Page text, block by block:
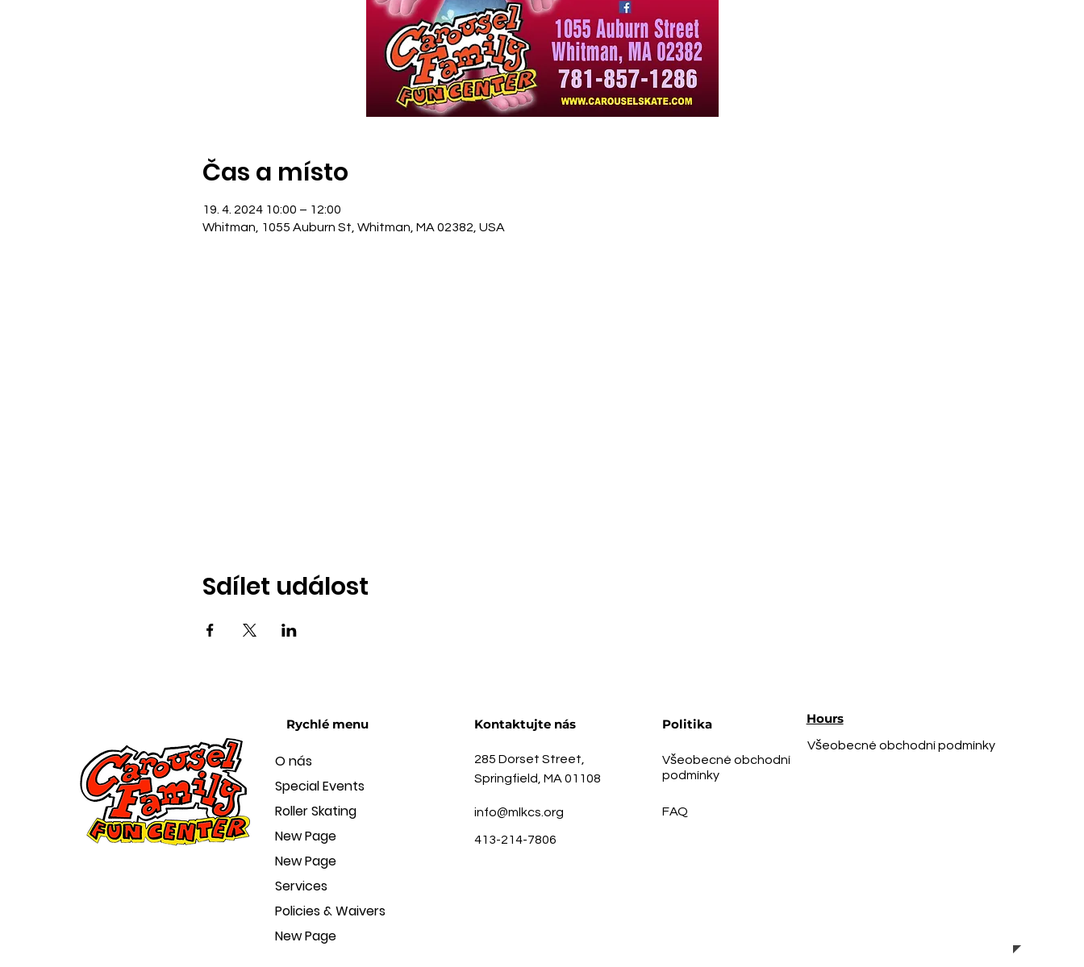
Čas a místo
19. 4. 2024 10:00 – 12:00
Whitman, 1055 Auburn St, Whitman, MA 02382, USA
Sdílet událost
Rychlé menu
O nás
Special Events
Roller Skating
New Page
New Page
Services
Policies & Waivers
New Page
Kontaktujte nás
285 Dorset Street,
Springfield, MA 01108
info@mlkcs.org
413-214-7806
Politika
Všeobecné obchodní
podmínky
FAQ
Hours
Všeobecné obchodní podmínky